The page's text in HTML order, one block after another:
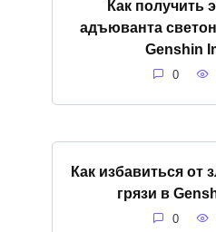
Как получить
адъюванта
Genshin
0
Как избавиться от
грязи в
0